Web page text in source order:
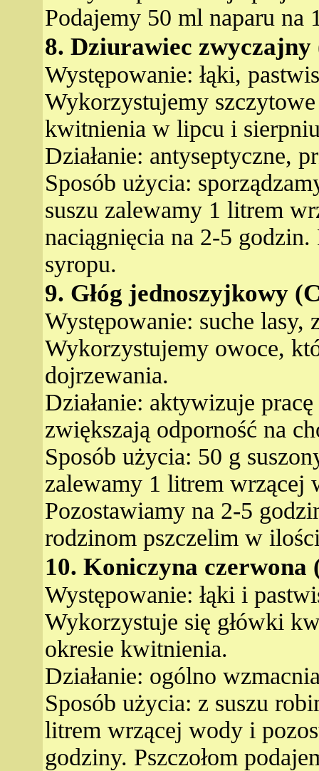
Podajemy 50 ml naparu na
8. Dziurawiec
Występowanie: łąki,
Wykorzystujemy
kwitnienia w lipcu i
Działanie: antyseptyczne,
Sposób użycia:
suszu zalewamy 1 litrem
naciągnięcia na 2-5
syropu.
9. Głóg jednoszyjkowy
Występowanie: suche lasy,
Wykorzystujemy owoce,
dojrzewania.
Działanie: aktywizuje
zwiększają odporność na
Sposób użycia: 50 g
zalewamy 1 litrem wrzącej
Pozostawiamy na 2-5
rodzinom pszczelim w
10. Koniczyna
Występowanie: łąki i
Wykorzystuje się główki
okresie kwitnienia.
Działanie: ogólno
Sposób użycia: z suszu
litrem wrzącej wody i
godziny. Pszczołom